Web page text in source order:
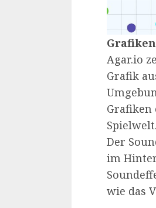
Agar.io
Grafik
Grafiken
Spielwelt.
Der
im
wie das